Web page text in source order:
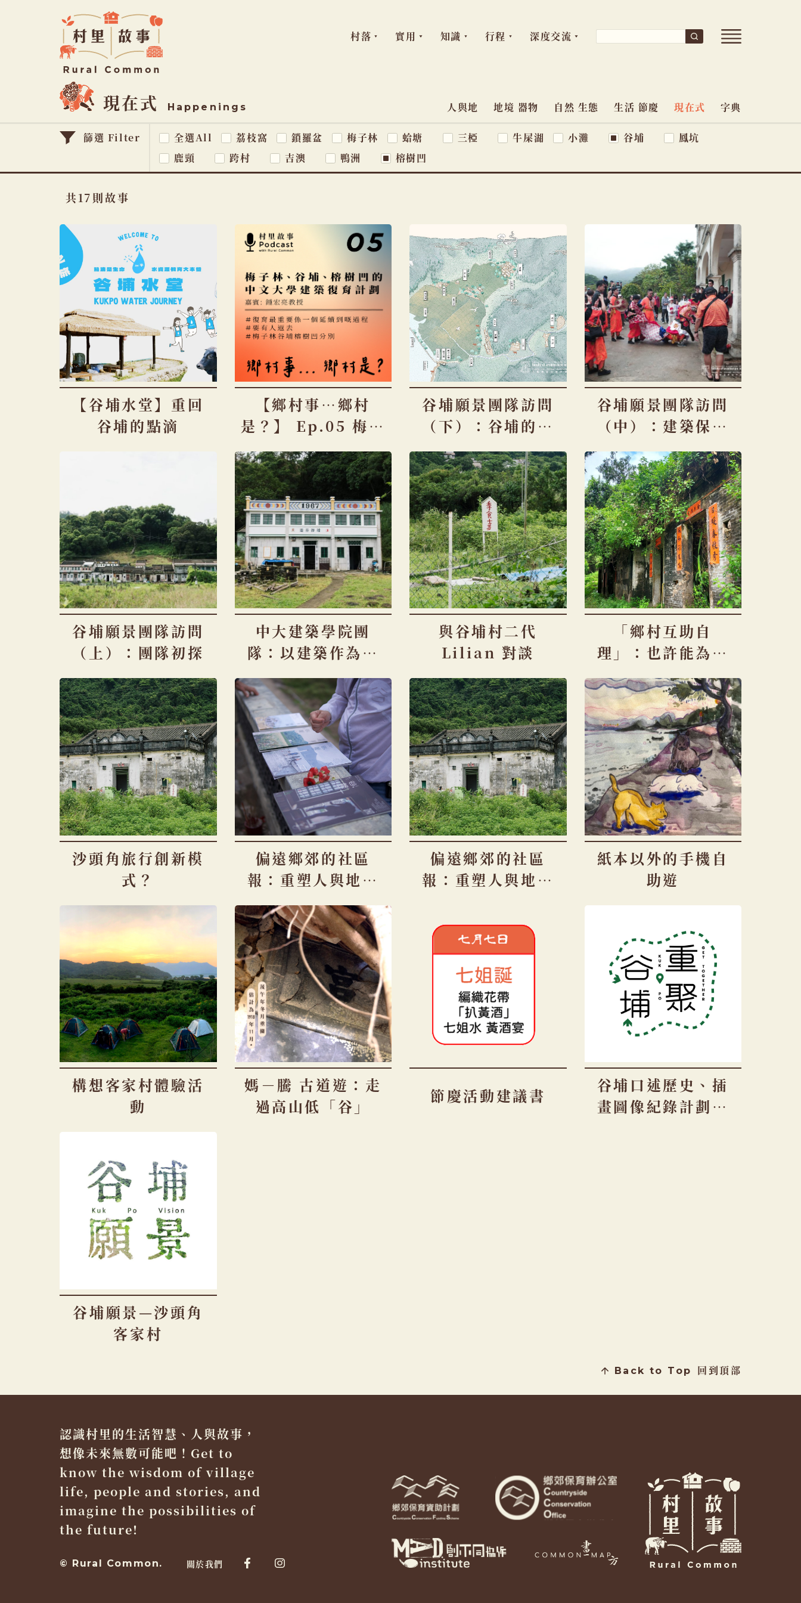
要
內
容
Common
村
里
事
開
單
字:
搜
尋
村落 實用 知識 行程 深度交流
現在式 Happenings
主
題
人與地 地境 器物 自然 生態 生活 節慶 現在式 字典
篩選 Filter 全選All 荔枝窩 鎖羅盆 梅子林 蛤塘 三椏 牛屎湖 小灘 谷埔
鳳坑
鹿頸
跨村 吉澳 鴨洲 榕樹凹
共17則故事
【谷埔水堂】重回
谷埔的點滴
【鄉村事…鄉村
是？】 Ep.05 梅子
林、谷埔、榕樹凹
的中文大學建築復
育計劃
谷埔願景團隊訪問
（下）：谷埔的場
景營造
谷埔願景團隊訪問
（中）：建築保育
作為一種與環境、
人文的互動方式
谷埔願景團隊訪問
（上）：團隊初探
中大建築學院團
隊：以建築作為復
育的載體（下）
與谷埔村二代
Lilian 對談
「鄉村互助自
理」：也許能為鄉
郊保育的未來帶來
新想像？
沙頭角旅行創新模
式？
偏遠鄉郊的社區
報：重塑人與地方
情（下）
偏遠鄉郊的社區
報：重塑人與地方
紙本以外的手機自
助遊
構想客家村體驗活
動
媽－騰 古道遊：走
過高山低「谷」
節慶活動建議書
谷埔口述歷史、插
畫圖像紀錄計劃－
谷埔願景—沙頭角
客家村
回到頂部
Back to Top
認識村里的生活智慧、人與故事，
想像未來無數可能吧！Get to
know the wisdom of village
life, people and stories, and
imagine the possibilities of
the future!
關於我們
FacebookInstagram
© Rural Common.